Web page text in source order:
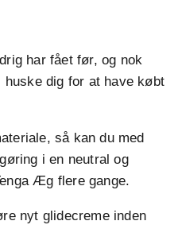
har fået før, og nok
dig for at have købt
så kan du med
i en neutral og
Æg flere gange.
nyt glidecreme inden